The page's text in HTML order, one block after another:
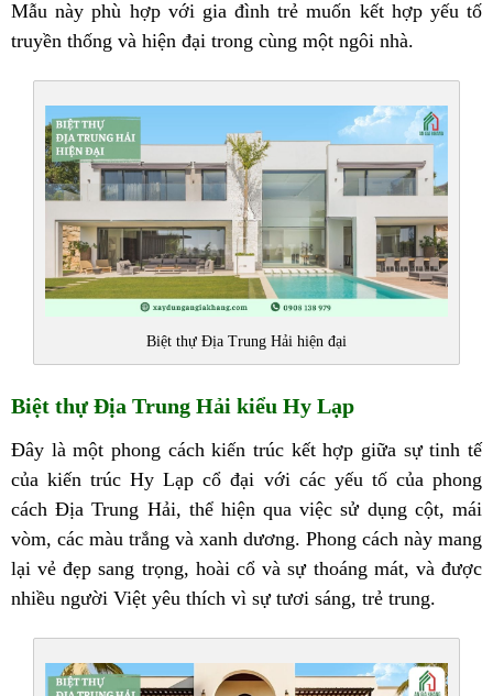
Mẫu này phù hợp với gia đình trẻ muốn kết hợp yếu tố
truyền thống và hiện đại trong cùng một ngôi nhà.
Biệt thự Địa Trung Hải hiện đại
Biệt thự Địa Trung Hải kiểu Hy Lạp
Đây là một phong cách kiến trúc kết hợp giữa sự tinh tế
của kiến trúc Hy Lạp cổ đại với các yếu tố của phong
cách Địa Trung Hải, thể hiện qua việc sử dụng cột, mái
vòm, các màu trắng và xanh dương. Phong cách này mang
lại vẻ đẹp sang trọng, hoài cổ và sự thoáng mát, và được
nhiều người Việt yêu thích vì sự tươi sáng, trẻ trung.